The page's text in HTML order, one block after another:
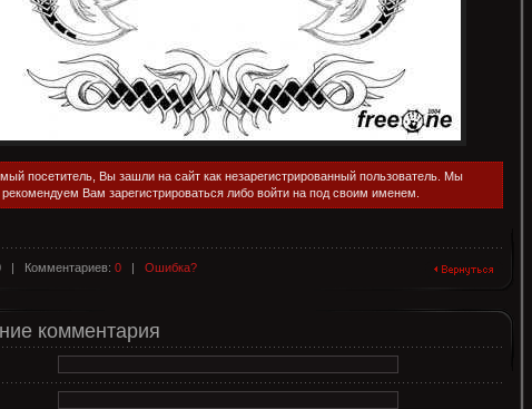
посетитель, Вы зашли на сайт как незарегистрированный пользователь. Мы
рекомендуем Вам зарегистрироваться либо войти на под своим именем.
0 | Комментариев: 0 | Ошибка?
комментария